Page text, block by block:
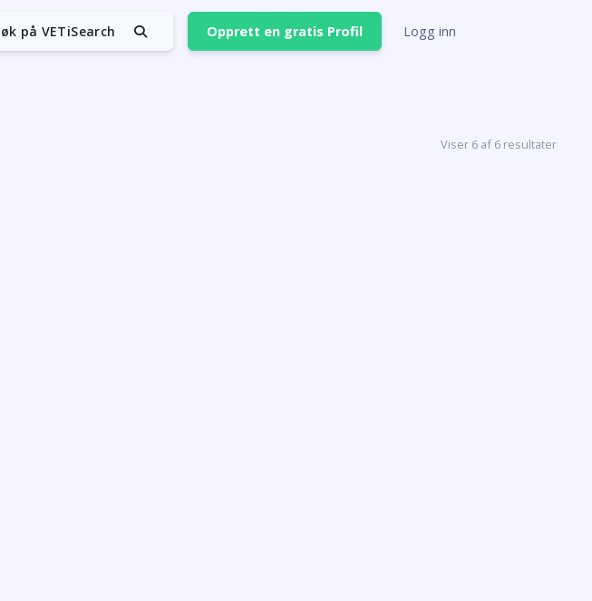
på VETiSearch Opprett en gratis Profil Logg inn
Viser 6 af 6 resultater